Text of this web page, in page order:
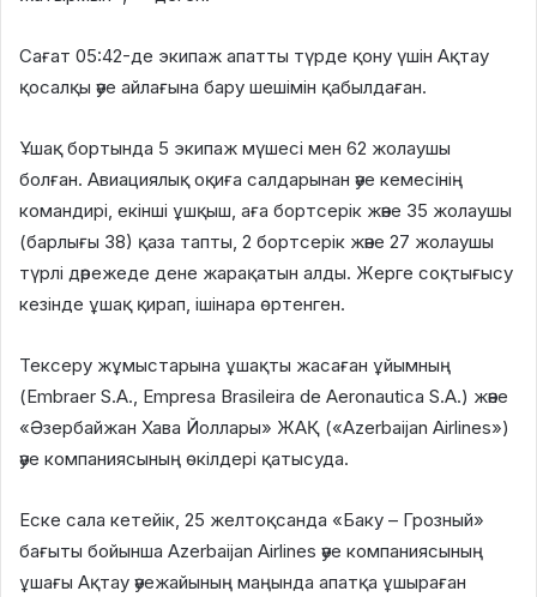
Сағат 05:42-де экипаж апатты түрде қону үшін Ақтау
қосалқы әуе айлағына бару шешімін қабылдаған.
Ұшақ бортында 5 экипаж мүшесі мен 62 жолаушы
болған. Авиациялық оқиға салдарынан әуе кемесінің
командирі, екінші ұшқыш, аға бортсерік және 35 жолаушы
(барлығы 38) қаза тапты, 2 бортсерік және 27 жолаушы
түрлі дәрежеде дене жарақатын алды. Жерге соқтығысу
кезінде ұшақ қирап, ішінара өртенген.
Тексеру жұмыстарына ұшақты жасаған ұйымның
(Embraer S.A., Empresa Brasileira de Aeronautica S.A.) және
«Әзербайжан Хава Йоллары» ЖАҚ («Azerbaijan Airlines»)
әуе компаниясының өкілдері қатысуда.
Еске сала кетейік, 25 желтоқсанда «Баку – Грозный»
бағыты бойынша Azerbaijan Airlines әуе компаниясының
ұшағы Ақтау әуежайының маңында апатқа ұшыраған